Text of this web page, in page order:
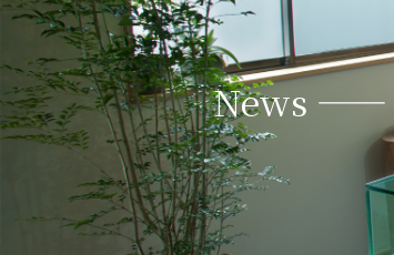
News ——